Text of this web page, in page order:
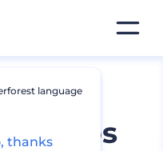
language
thanks